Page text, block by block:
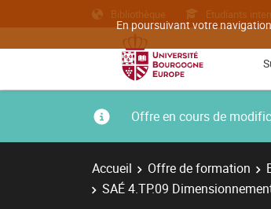
En poursuivant votre
Bibliothèque Etudiants
Offre en cours de
Accueil Offre de formation
SAÉ 4.TP.09